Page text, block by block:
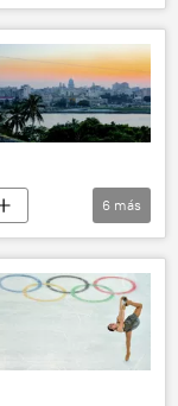
6 más